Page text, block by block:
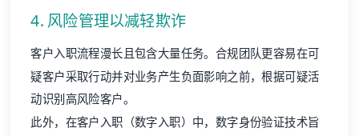
4. 风险管理以减轻欺诈
客户入职流程漫长且包含大量任务。合规团队更容易在可
疑客户采取行动并对业务产生负面影响之前，根据可疑活
动识别高风险客户。
此外，在客户入职（数字入职）中，数字身份验证技术旨